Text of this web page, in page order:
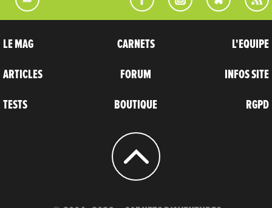
LE MAG
ARTICLES
TESTS
CARNETS
FORUM
BOUTIQUE
L'EQUIPE
INFOS SITE
RGPD